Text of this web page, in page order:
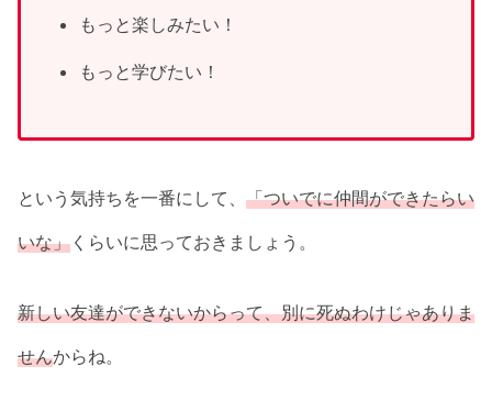
もっと楽しみたい！
もっと学びたい！
という気持ちを一番にして、 「ついでに仲間ができたらい
いな」 くらいに思っておきましょう。
新しい友達ができないからって、別に死ぬわけじゃありま
せんからね。